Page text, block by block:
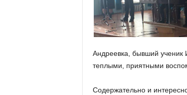
Андреевка, бывший ученик
теплыми, приятными
Содержательно и